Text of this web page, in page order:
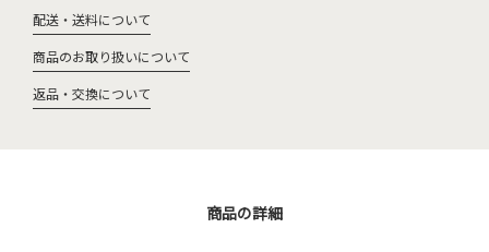
配送・送料について
商品のお取り扱いについて
返品・交換について
商品の詳細